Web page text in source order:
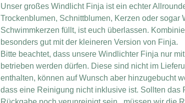
Unser großes Windlicht Finja ist ein echter
Trockenblumen, Schnittblumen, Kerzen oder sogar
Schwimmkerzen füllt, ist euch überlassen.
besonders gut mit der kleineren Version von Finja.
Bitte beachtet, dass unsere Windlichter Finja nur
betrieben werden dürfen. Diese sind nicht im
enthalten, können auf Wunsch aber hinzugebucht
dass eine Reinigung nicht inklusive ist. Sollten das